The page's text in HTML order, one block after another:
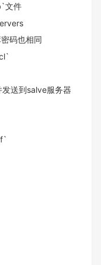
文件
码也相同
送到salve服务器